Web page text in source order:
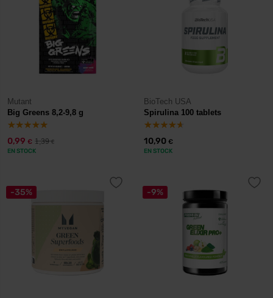
Mutant
Big Greens 8,2-9,8 g
0,99 € 1,39€
EN STOCK
BioTech USA
Spirulina 100 tablets
10,90 €
EN STOCK
-35% -9%